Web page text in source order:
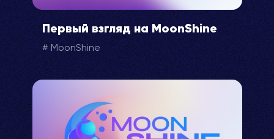
Первый взгляд на MoonShine
MoonShine